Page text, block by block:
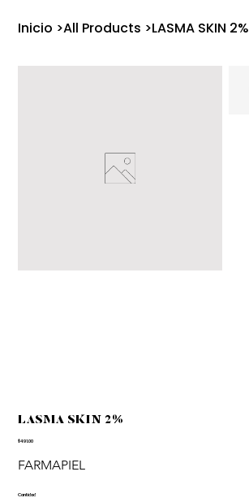
Inicio >All Products >LASMA SKIN 2%
LASMA SKIN 2%
Precio
$491.00
FARMAPIEL
Cantidad